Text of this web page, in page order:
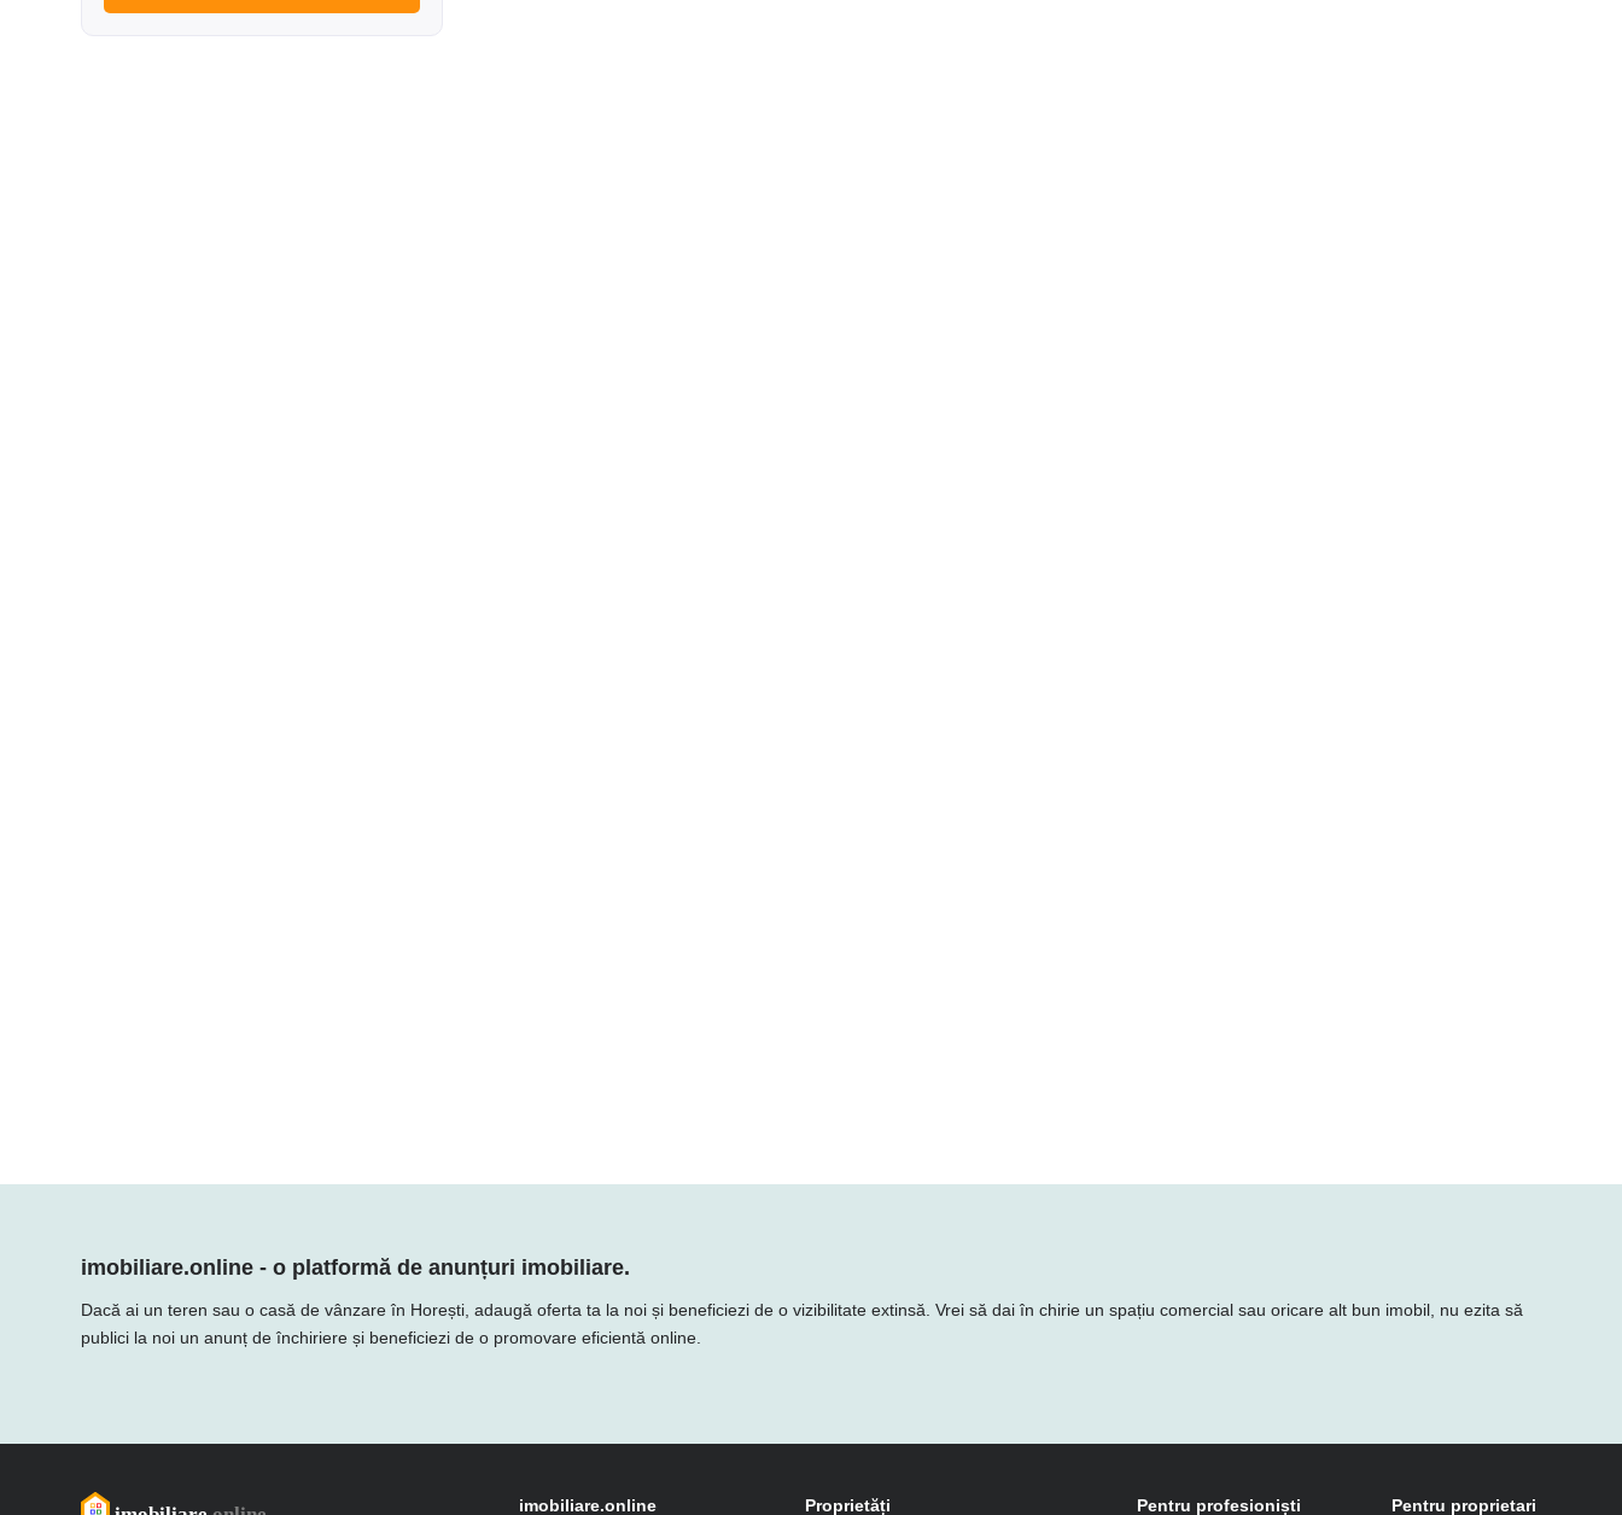
imobiliare.online - o platformă de anunțuri imobiliare.
Dacă ai un teren sau o casă de vânzare în Horești, adaugă oferta ta la noi și beneficiezi de o vizibilitate extinsă. Vrei să dai în chirie un spațiu comercial sau oricare alt bun imobil, nu ezita să
publici la noi un anunț de închiriere și beneficiezi de o promovare eficientă online.
imobiliare.online Proprietăți Pentru profesioniști Pentru proprietari